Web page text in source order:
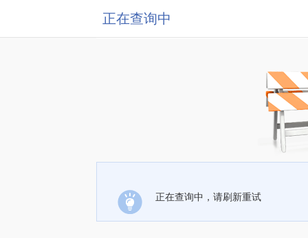
正在查询中
正在查询中，请刷新重试